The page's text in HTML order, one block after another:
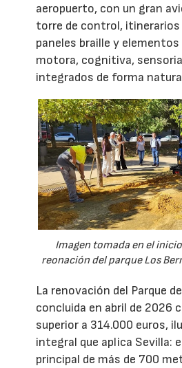
aeropuerto, con un gran
torre de control, itinerarios
paneles braille y
motora, cognitiva,
integrados de forma
Imagen tomada en el
reonación del parque Los
La renovación del Parque
concluida en abril de 2026
superior a 314.000 euros,
integral que aplica Sevilla:
principal de más de 700